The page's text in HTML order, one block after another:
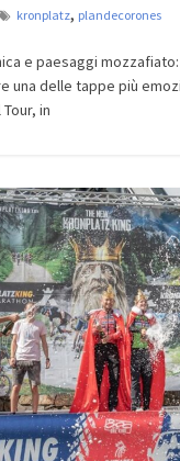
kronplatz, plandecorones
e paesaggi
una delle tappe più
in